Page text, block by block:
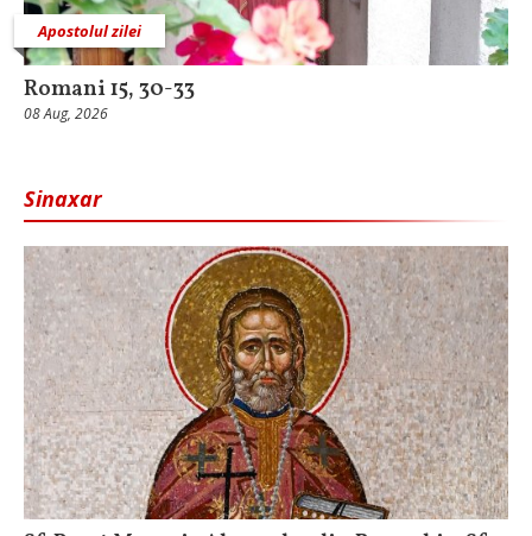
Apostolul zilei
Romani 15, 30-33
08 Aug, 2026
Sinaxar